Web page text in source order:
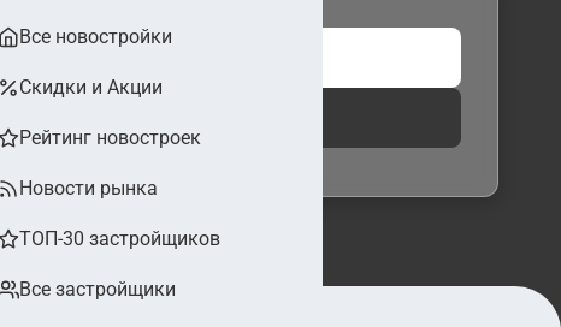
Все новостройки
Скидки и Акции
Рейтинг новостроек
Новости рынка
ТОП-30 застройщиков
Все застройщики